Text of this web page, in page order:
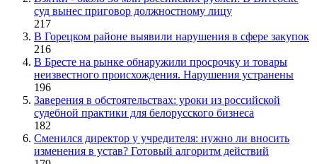
суд вынес приговор должностному лицу
217
В Горецком районе выявили нарушения в сфере закупок
216
В Бресте на рынке обнаружили просрочку и товары
неизвестного происхождения. Нарушения устранены
196
Заверения в обстоятельствах: уроки из российской
судебной практики для белорусского бизнеса
182
Сменился директор у учредителя: нужно ли вносить
изменения в устав? Готовый алгоритм действий